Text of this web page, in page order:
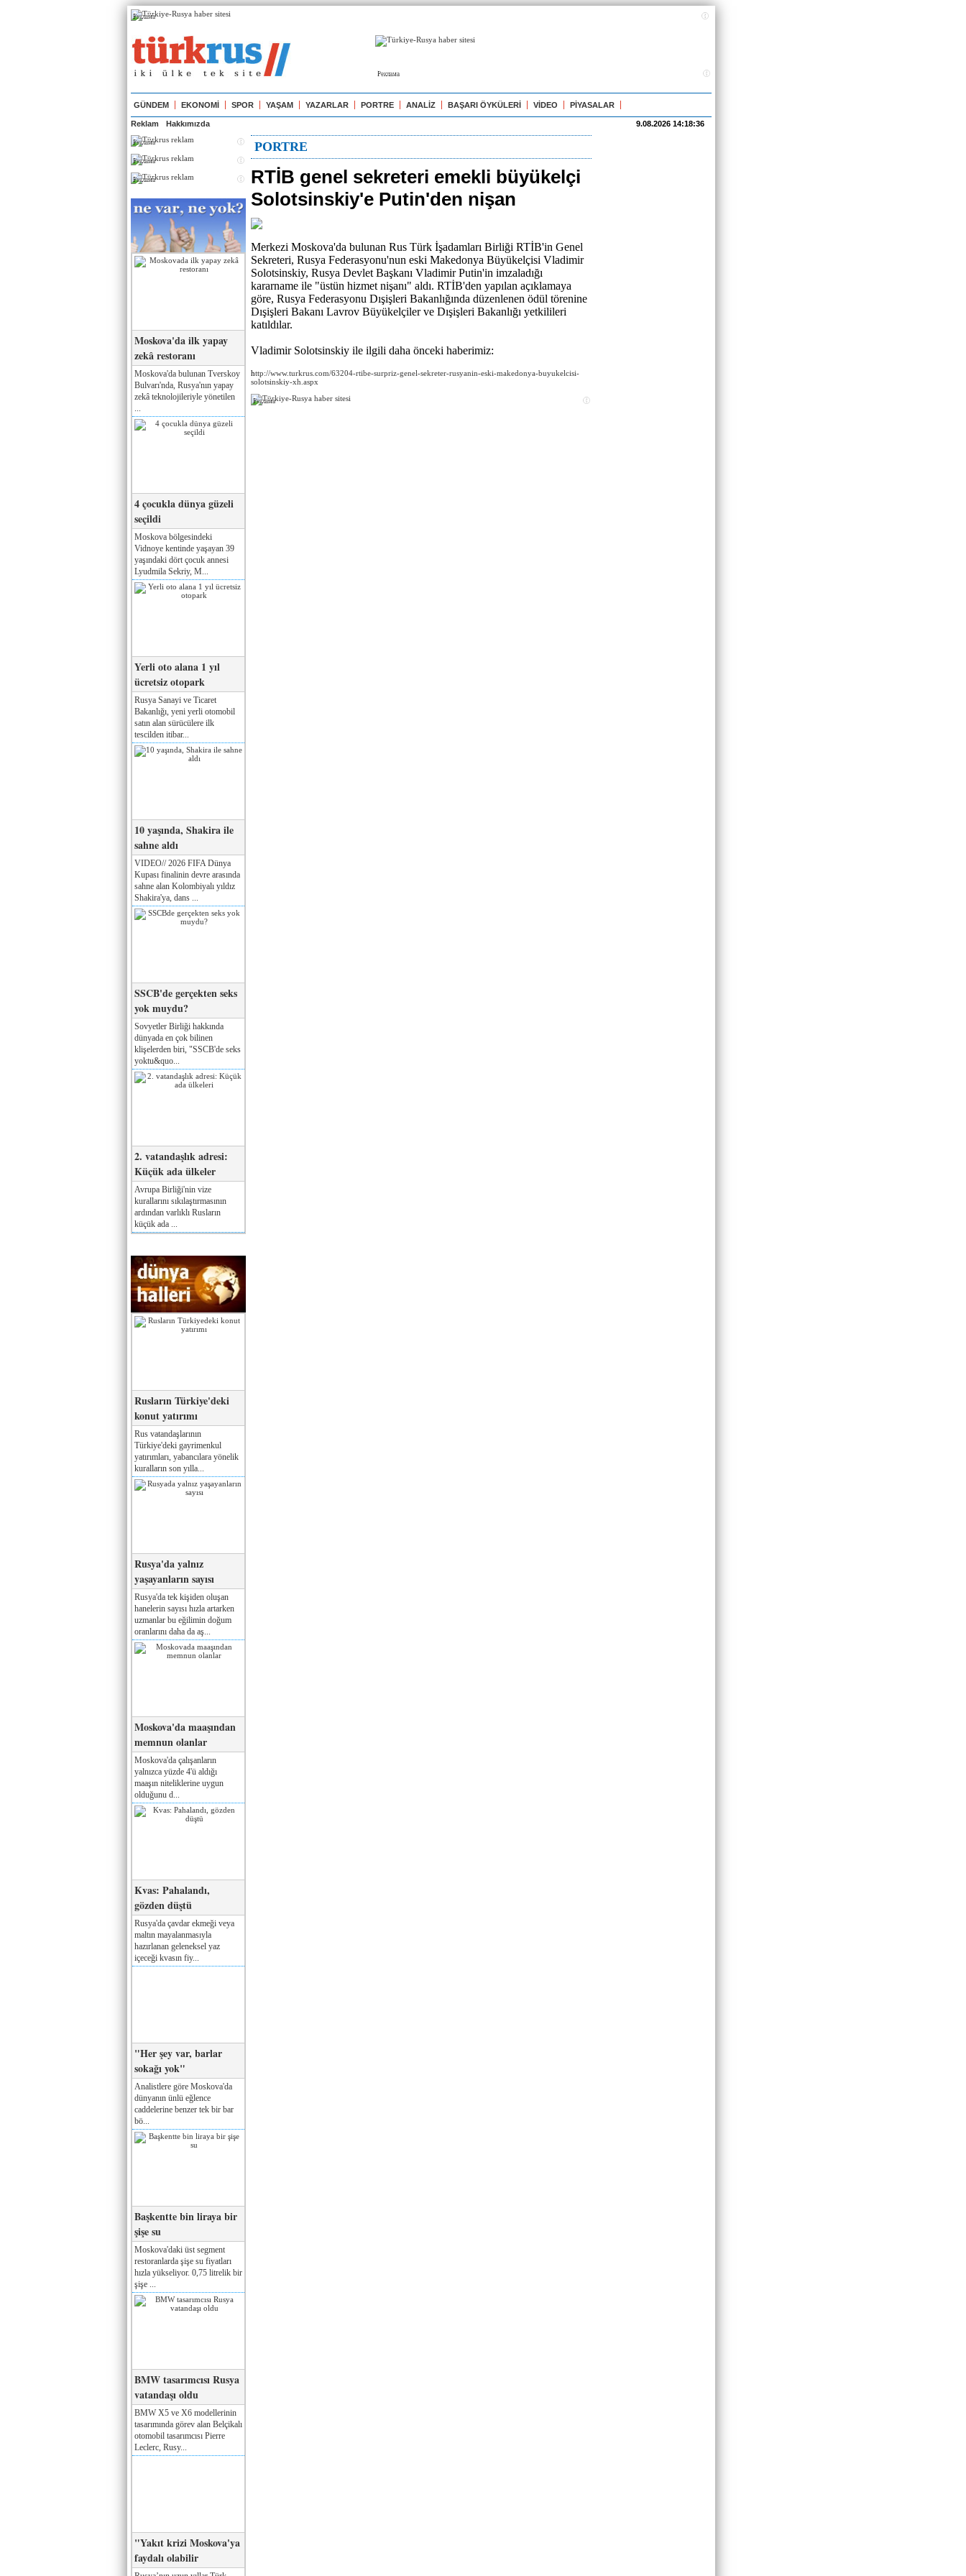
Реклама
Реклама
GÜNDEM EKONOMİ SPOR YAŞAM YAZARLAR PORTRE ANALİZ BAŞARI ÖYKÜLERİ VİDEO PİYASALAR
Reklam Hakkımızda 9.08.2026 14:18:36
Реклама
Реклама
Реклама
Moskova'da ilk yapay
zekâ restoranı
Moskova'da bulunan Tverskoy
Bulvarı'nda, Rusya'nın yapay
zekâ teknolojileriyle yönetilen
4 çocukla dünya güzeli
seçildi
Moskova bölgesindeki
Vidnoye kentinde yaşayan 39
yaşındaki dört çocuk annesi
Lyudmila Sekriy, M...
Yerli oto alana 1 yıl
ücretsiz otopark
Rusya Sanayi ve Ticaret
Bakanlığı, yeni yerli otomobil
satın alan sürücülere ilk
tescilden itibar...
10 yaşında, Shakira ile
sahne aldı
VIDEO// 2026 FIFA Dünya
Kupası finalinin devre arasında
sahne alan Kolombiyalı yıldız
Shakira'ya, dans ...
SSCB'de gerçekten seks
yok muydu?
Sovyetler Birliği hakkında
dünyada en çok bilinen
klişelerden biri, "SSCB'de seks
yoktu&quo...
2. vatandaşlık adresi:
Küçük ada ülkeler
Avrupa Birliği'nin vize
kurallarını sıkılaştırmasının
ardından varlıklı Rusların
küçük ada ...
Rusların Türkiye'deki
konut yatırımı
Rus vatandaşlarının
Türkiye'deki gayrimenkul
yatırımları, yabancılara yönelik
kuralların son yılla...
Rusya'da yalnız
yaşayanların sayısı
Rusya'da tek kişiden oluşan
hanelerin sayısı hızla artarken
uzmanlar bu eğilimin doğum
oranlarını daha da aş...
Moskova'da maaşından
memnun olanlar
Moskova'da çalışanların
yalnızca yüzde 4'ü aldığı
maaşın niteliklerine uygun
olduğunu d...
Kvas: Pahalandı,
gözden düştü
Rusya'da çavdar ekmeği veya
maltın mayalanmasıyla
hazırlanan geleneksel yaz
içeceği kvasın fiy...
"Her şey var, barlar
sokağı yok"
Analistlere göre Moskova'da
dünyanın ünlü eğlence
caddelerine benzer tek bir bar
bö...
Başkentte bin liraya bir
şişe su
Moskova'daki üst segment
restoranlarda şişe su fiyatları
hızla yükseliyor. 0,75 litrelik bir
şişe ...
BMW tasarımcısı Rusya
vatandaşı oldu
BMW X5 ve X6 modellerinin
tasarımında görev alan Belçikalı
otomobil tasarımcısı Pierre
Leclerc, Rusy...
"Yakıt krizi Moskova'ya
faydalı olabilir
PORTRE
RTİB genel sekreteri emekli büyükelçi
Solotsinskiy'e Putin'den nişan
Merkezi Moskova'da bulunan Rus Türk İşadamları Birliği RTİB'in Genel
Sekreteri, Rusya Federasyonu'nun eski Makedonya Büyükelçisi Vladimir
Solotsinskiy, Rusya Devlet Başkanı Vladimir Putin'in imzaladığı
kararname ile "üstün hizmet nişanı" aldı. RTİB'den yapılan açıklamaya
göre, Rusya Federasyonu Dışişleri Bakanlığında düzenlenen ödül törenine
Dışişleri Bakanı Lavrov Büyükelçiler ve Dışişleri Bakanlığı yetkilileri
katıldılar.
Vladimir Solotsinskiy ile ilgili daha önceki haberimiz:
http://www.turkrus.com/63204-rtibe-surpriz-genel-sekreter-rusyanin-eski-makedonya-buyukelcisi-
solotsinskiy-xh.aspx
Реклама